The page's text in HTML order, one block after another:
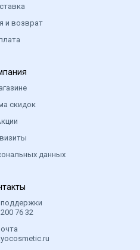
и возврат
скидок
данных
76 32